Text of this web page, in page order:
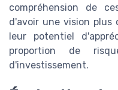
compréhension de
d'avoir une vision plus
leur potentiel
proportion de
d'investissement.